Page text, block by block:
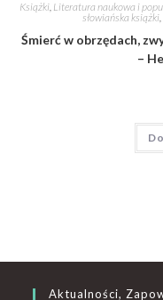
Książki Literatura naukowa i
słowiańska książki,
Śmierć w obrzędach,
–
Aktualności,